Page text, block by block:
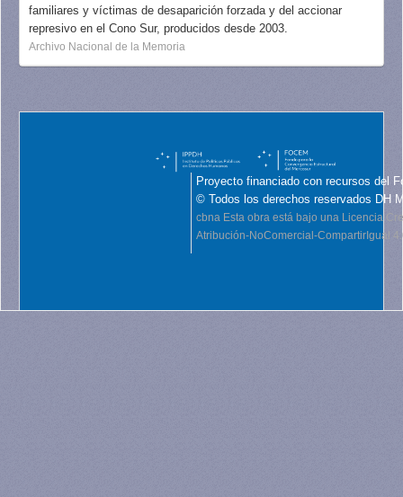
familiares y víctimas de desaparición forzada y del accionar
represivo en el Cono Sur, producidos desde 2003.
Archivo Nacional de la Memoria
Proyecto financiado con recursos del
© Todos los derechos reservados DH
cbna Esta obra está bajo una Licencia
Atribución-NoComercial-CompartirIgual